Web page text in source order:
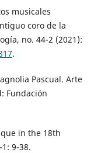
musicales
coro de la
no. 44-2 (2021):
.
Pascual. Arte
Fundación
in the 18th
9-38.